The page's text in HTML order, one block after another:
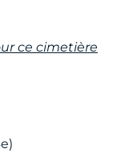
ce cimetière